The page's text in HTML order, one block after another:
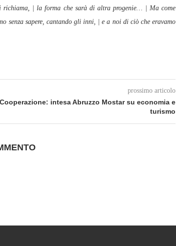
richiama, | la forma che sarà di altra progenie… | Ma come
senza sapere, cantando gli inni, | e a noi di ciò che eravamo
prossimo articolo
Cooperazione: intesa Abruzzo Mostar su economia e
turismo